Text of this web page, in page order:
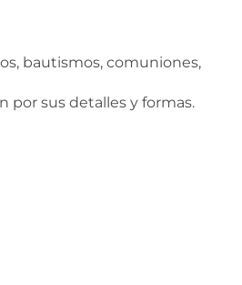
bautismos, comuniones,
por sus detalles y formas.